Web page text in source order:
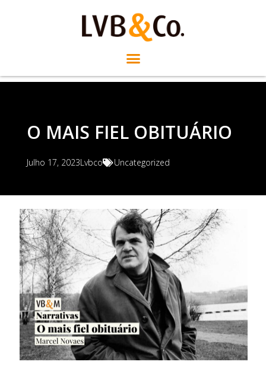
O MAIS FIEL OBITUÁRIO
Julho 17, 2023Lvbco Uncategorized